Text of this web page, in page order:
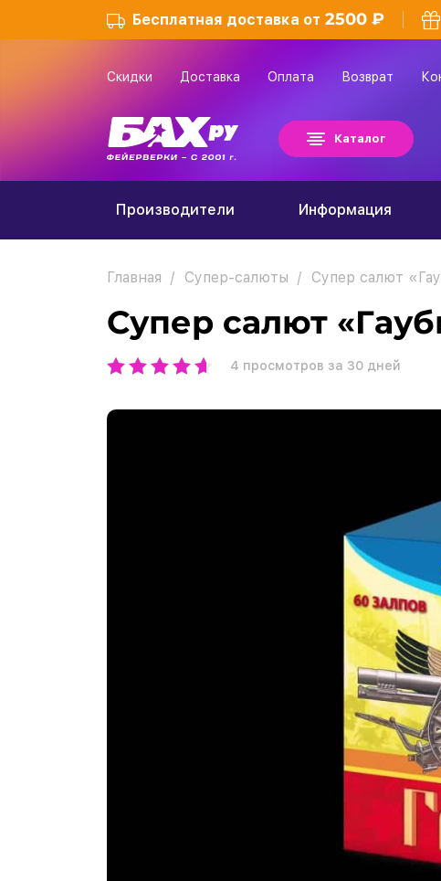
Бесплатная доставка от 2500 ₽
Скидки Доставка Оплата Возврат
Каталог
Производители Информация
Главная Супер-салюты Супер салют
Супер салют
4 просмотров за 30 дней